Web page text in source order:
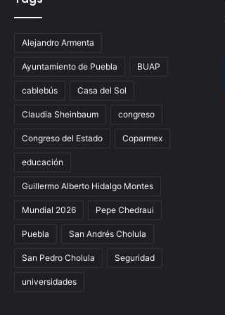
Alejandro Armenta
Ayuntamiento de Puebla BUAP
cablebús Casa del Sol
Claudia Sheinbaum congreso
Congreso del Estado Coparmex
educación
Guillermo Alberto Hidalgo Montes
Mundial 2026 Pepe Chedraui
Puebla San Andrés Cholula
San Pedro Cholula Seguridad
universidades